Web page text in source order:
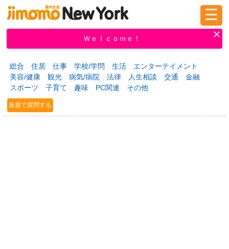
新規登録
掲示板 タウン情報 教えて！
☰
Ｗｅｌｃｏｍｅ！
総合 住居 仕事 学校/学問 生活
エンターテイメント
美容/健康
観光 病気/病院 法律 人生相談 交通
金融
スポーツ
子育て 趣味 PC関連 その他
新規で質問する